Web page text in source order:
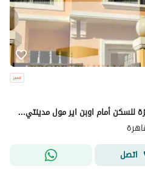
بسعر لقطه فيلا استلام فوري جاهزة للسكن أمام اوبن اير مول مدينتي علي طريق السويس
اتصل